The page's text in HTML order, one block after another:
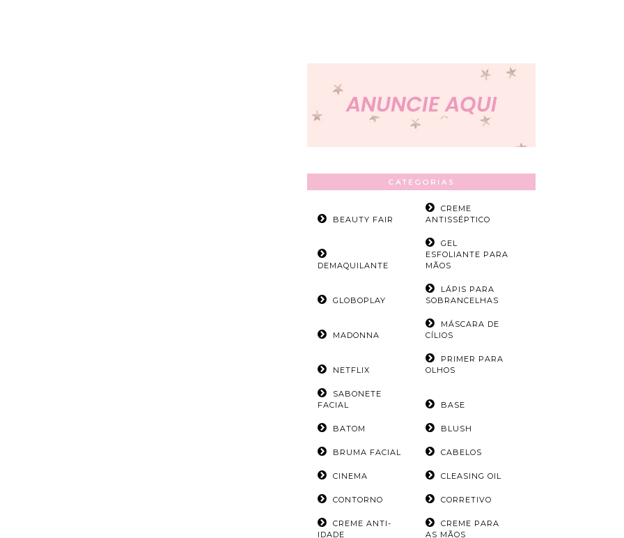
CATEGORIAS
BEAUTY FAIR
CREME
ANTISSÉPTICO
DEMAQUILANTE
GEL
ESFOLIANTE PARA
MÃOS
GLOBOPLAY
LÁPIS PARA
SOBRANCELHAS
MADONNA
MÁSCARA DE
CÍLIOS
NETFLIX
PRIMER PARA
OLHOS
SABONETE
FACIAL
BASE
BATOM BLUSH
BRUMA FACIAL CABELOS
CINEMA CLEASING OIL
CONTORNO CORRETIVO
CREME ANTI-
IDADE
CREME PARA
AS MÃOS